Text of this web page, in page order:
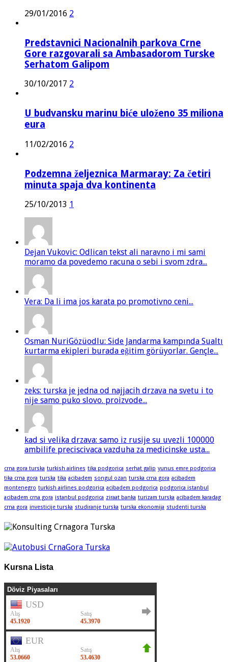
29/01/2016 2
Predstavnici Nacionalnih parkova Crne
Gore razgovarali sa Ambasadorom Turske
Serhatom Galipom
30/10/2017 2
U budvansku marinu biće uloženo 35 miliona
eura
11/02/2016 2
Podzemna željeznica Marmaray: Za četiri
minuta spaja dva kontinenta
25/10/2013 1
Dejan Vukovic: Odlican tekst ali naravno i mi sami
moramo da povedemo racuna o sebi i svom zdra...
Vera: Da li ima jos karata po promotivno ceni...
Osman NuriGözüodlu: Side Jandarma kampında Sualtı
kurtarma ekipleri burada eğitim görüyorlar. Gençle...
zeks: turska je jedna od najjacih drzava na svetu i to
nije samo puko slovo. proizvode...
kad si velika drzava: samo iz rusije su uvezli 100000
ambilife preciscivaca vazduha za medicinske usta...
crna gora turska turkish airlines tika podgorica serhat galip yunus emre podgorica
tika crna gora turska tika acibadem songul ozan turska crna gora acibadem
montenegro turkish airlines podgorica acibadem podgorica podgorica istanbul
acibadem crna gora istanbul podgorica ziraat banka turizam turska acibadem karadag
crna gora investicije turska studiranje turska turska ekonomija studenti turska
Kursna Lista